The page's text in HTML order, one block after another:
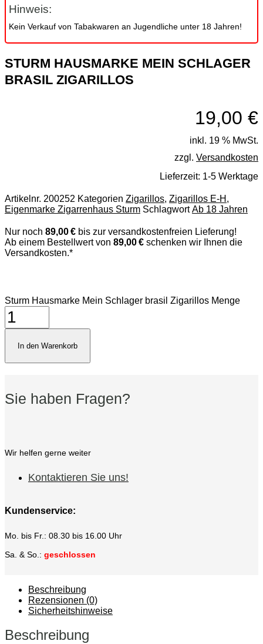
Hinweis:
Kein Verkauf von Tabakwaren an Jugendliche unter 18 Jahren!
STURM HAUSMARKE MEIN SCHLAGER
BRASIL ZIGARILLOS
19,00 €
inkl. 19 % MwSt.
zzgl. Versandkosten
Lieferzeit: 1-5 Werktage
Artikelnr. 200252 Kategorien Zigarillos, Zigarillos E-H ,
Eigenmarke Zigarrenhaus Sturm Schlagwort Ab 18 Jahren
Nur noch 89,00 € bis zur versandkostenfreien Lieferung!
Ab einem Bestellwert von 89,00 € schenken wir Ihnen die
Versandkosten.*
Sturm Hausmarke Mein Schlager brasil Zigarillos Menge
In den Warenkorb
Sie haben Fragen?
Wir helfen gerne weiter
Kontaktieren Sie uns!
Kundenservice:
Mo. bis Fr.: 08.30 bis 16.00 Uhr
Sa. & So.: geschlossen
Beschreibung
Rezensionen (0)
Sicherheitshinweise
Beschreibung